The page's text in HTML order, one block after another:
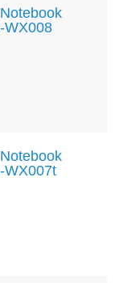
WX008
WX007t